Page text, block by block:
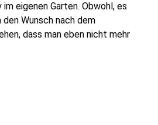
eigenen Garten. Obwohl, es
Wunsch nach dem
dass man eben nicht mehr